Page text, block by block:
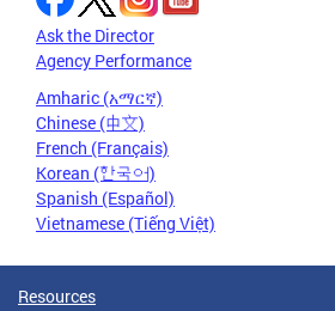
Ask the Director
Agency Performance
Amharic (አማርኛ)
Chinese (中文)
French (Français)
Korean (한국어)
Spanish (Español)
Vietnamese (Tiếng Việt)
Resources